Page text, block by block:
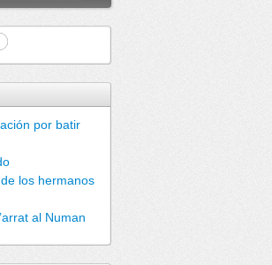
por batir
los hermanos
al Numan